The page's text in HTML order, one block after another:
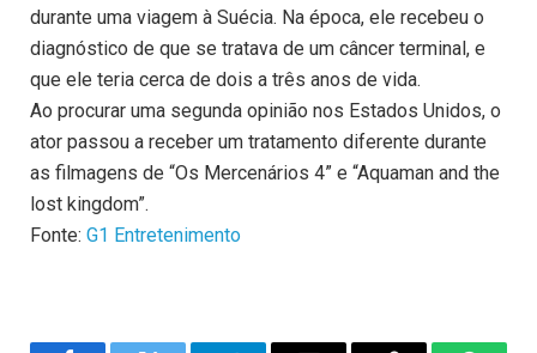
durante uma viagem à Suécia. Na época, ele recebeu o
diagnóstico de que se tratava de um câncer terminal, e
que ele teria cerca de dois a três anos de vida.
Ao procurar uma segunda opinião nos Estados Unidos, o
ator passou a receber um tratamento diferente durante
as filmagens de “Os Mercenários 4” e “Aquaman and the
lost kingdom”.
Fonte: G1 Entretenimento